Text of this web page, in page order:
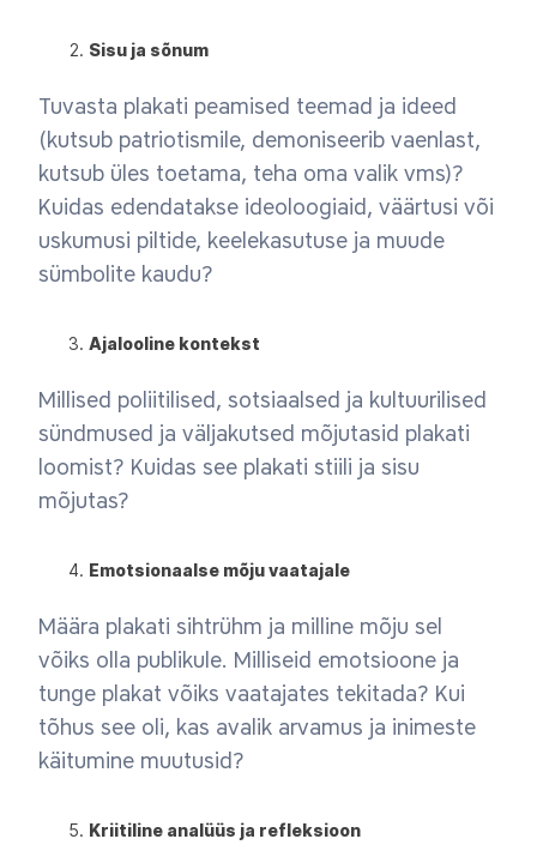
Sisu ja sõnum
Tuvasta plakati peamised teemad ja ideed
(kutsub patriotismile, demoniseerib vaenlast,
kutsub üles toetama, teha oma valik vms)?
Kuidas edendatakse ideoloogiaid, väärtusi või
uskumusi piltide, keelekasutuse ja muude
sümbolite kaudu?
Ajalooline kontekst
Millised poliitilised, sotsiaalsed ja kultuurilised
sündmused ja väljakutsed mõjutasid plakati
loomist? Kuidas see plakati stiili ja sisu
mõjutas?
Emotsionaalse mõju vaatajale
Määra plakati sihtrühm ja milline mõju sel
võiks olla publikule. Milliseid emotsioone ja
tunge plakat võiks vaatajates tekitada? Kui
tõhus see oli, kas avalik arvamus ja inimeste
käitumine muutusid?
Kriitiline analüüs ja refleksioon